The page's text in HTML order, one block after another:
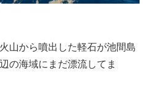
山から噴出した軽石が池間島
の海域にまだ漂流してま